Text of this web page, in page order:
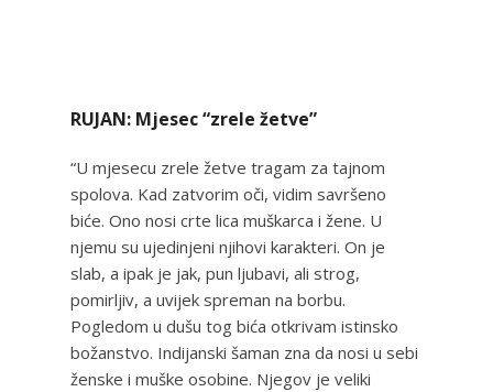
RUJAN: Mjesec “zrele žetve”
“U mjesecu zrele žetve tragam za tajnom
spolova. Kad zatvorim oči, vidim savršeno
biće. Ono nosi crte lica muškarca i žene. U
njemu su ujedinjeni njihovi karakteri. On je
slab, a ipak je jak, pun ljubavi, ali strog,
pomirljiv, a uvijek spreman na borbu.
Pogledom u dušu tog bića otkrivam istinsko
božanstvo. Indijanski šaman zna da nosi u sebi
ženske i muške osobine. Njegov je veliki